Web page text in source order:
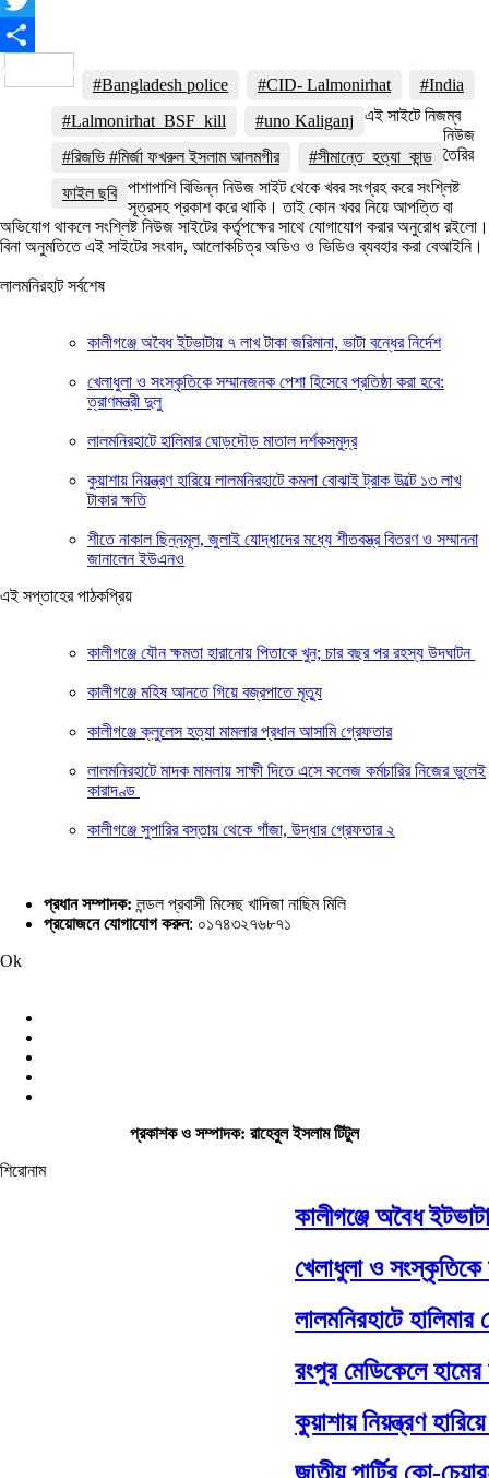
Twitter
#Bangladesh police
#CID- Lalmonirhat
#India
#Lalmonirhat_BSF_kill
#uno Kaliganj
#রিজভি #মির্জা ফখরুল ইসলাম আলমগীর
#সীমান্তে_হত্যা_কান্ড
ফাইল ছবি
এই সাইটে নিজম্ব
নিউজ
তৈরির
পাশাপাশি বিভিন্ন নিউজ সাইট থেকে খবর সংগ্রহ করে সংশ্লিষ্ট
সূত্রসহ প্রকাশ করে থাকি। তাই কোন খবর নিয়ে আপত্তি বা
অভিযোগ থাকলে সংশ্লিষ্ট নিউজ সাইটের কর্তৃপক্ষের সাথে যোগাযোগ করার অনুরোধ রইলো।
বিনা অনুমতিতে এই সাইটের সংবাদ, আলোকচিত্র অডিও ও ভিডিও ব্যবহার করা বেআইনি।
লালমনিরহাট সর্বশেষ
কালীগঞ্জে অবৈধ ইটভাটায় ৭ লাখ টাকা জরিমানা, ভাটা বন্ধের নির্দেশ
খেলাধুলা ও সংস্কৃতিকে সম্মানজনক পেশা হিসেবে প্রতিষ্ঠা করা হবে:
ত্রাণমন্ত্রী দুলু
লালমনিরহাটে হালিমার ঘোড়দৌড় মাতাল দর্শকসমুদ্র
কুয়াশায় নিয়ন্ত্রণ হারিয়ে লালমনিরহাটে কমলা বোঝাই ট্রাক উল্টে ১৩ লাখ
টাকার ক্ষতি
শীতে নাকাল ছিন্নমূল, জুলাই যোদ্ধাদের মধ্যে শীতবস্ত্র বিতরণ ও সম্মাননা
জানালেন ইউএনও
এই সপ্তাহের পাঠকপ্রিয়
কালীগঞ্জে যৌন ক্ষমতা হারানোয় পিতাকে খুন; চার বছর পর রহস্য উদঘাটন
কালীগঞ্জে মহিষ আনতে গিয়ে বজ্রপাতে মৃত্যু
কালীগঞ্জে ক্লুলেস হত্যা মামলার প্রধান আসামি গ্রেফতার
লালমনিরহাটে মাদক মামলায় সাক্ষী দিতে এসে কলেজ কর্মচারির নিজের ভুলেই
কারাদণ্ড
কালীগঞ্জে সুপারির বস্তায় থেকে গাঁজা, উদ্ধার গ্রেফতার ২
প্রধান সম্পাদক: লন্ডল প্রবাসী মিসেছ খাদিজা নাছিম মিলি
প্রয়োজনে যোগাযোগ করুন: ০১৭৪৩২৭৬৮৭১
Ok
প্রকাশক ও সম্পাদক: রাহেবুল ইসলাম টিটুল
শিরোনাম
কালীগঞ্জে অবৈধ
খেলাধুলা ও সংস্কৃতিকে
লালমনিরহাটে
রংপুর মেডিকেলে
কুয়াশায় নিয়ন্ত্রণ